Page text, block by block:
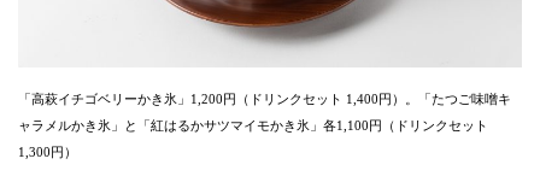
「高萩イチゴベリーかき氷」1,200円（ドリンクセット 1,400円）。「たつご味噌キ
ャラメルかき氷」と「紅はるかサツマイモかき氷」各1,100円（ドリンクセット
1,300円）